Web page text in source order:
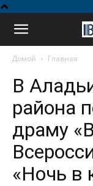
Домой Главная
В
района
драму
«Ночь в